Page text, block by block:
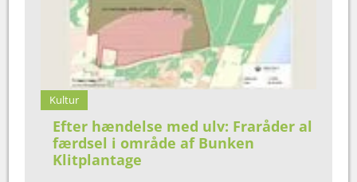
Kultur
Efter hændelse med ulv: Fraråder al
færdsel i område af Bunken
Klitplantage